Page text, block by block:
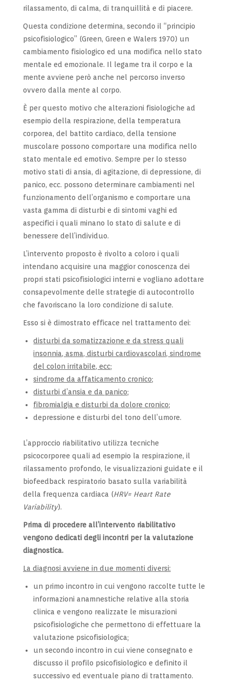
rilassamento, di calma, di tranquillità e di piacere.
Questa condizione determina, secondo il “principio
psicofisiologico” (Green, Green e Walers 1970) un
cambiamento fisiologico ed una modifica nello stato
mentale ed emozionale. Il legame tra il corpo e la
mente avviene però anche nel percorso inverso
ovvero dalla mente al corpo.
È per questo motivo che alterazioni fisiologiche ad
esempio della respirazione, della temperatura
corporea, del battito cardiaco, della tensione
muscolare possono comportare una modifica nello
stato mentale ed emotivo. Sempre per lo stesso
motivo stati di ansia, di agitazione, di depressione, di
panico, ecc. possono determinare cambiamenti nel
funzionamento dell’organismo e comportare una
vasta gamma di disturbi e di sintomi vaghi ed
aspecifici i quali minano lo stato di salute e di
benessere dell’individuo.
L’intervento proposto è rivolto a coloro i quali
intendano acquisire una maggior conoscenza dei
propri stati psicofisiologici interni e vogliano adottare
consapevolmente delle strategie di autocontrollo
che favoriscano la loro condizione di salute.
Esso si è dimostrato efficace nel trattamento dei:
disturbi da somatizzazione e da stress quali
insonnia, asma, disturbi cardiovascolari, sindrome
del colon irritabile, ecc;
sindrome da affaticamento cronico;
disturbi d’ansia e da panico;
fibromialgia e disturbi da dolore cronico;
depressione e disturbi del tono dell’umore.
L’approccio riabilitativo utilizza tecniche
psicocorporee quali ad esempio la respirazione, il
rilassamento profondo, le visualizzazioni guidate e il
biofeedback respiratorio basato sulla variabilità
della frequenza cardiaca (HRV= Heart Rate
Variability).
Prima di procedere all’intervento riabilitativo
vengono dedicati degli incontri per la valutazione
diagnostica.
La diagnosi avviene in due momenti diversi:
un primo incontro in cui vengono raccolte tutte le
informazioni anamnestiche relative alla storia
clinica e vengono realizzate le misurazioni
psicofisiologiche che permettono di effettuare la
valutazione psicofisiologica;
un secondo incontro in cui viene consegnato e
discusso il profilo psicofisiologico e definito il
successivo ed eventuale piano di trattamento.